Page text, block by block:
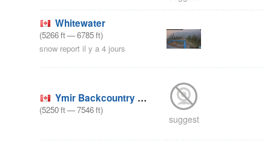
Whitewater
(5266ft—6785ft)
snow report il y a 4 jours
Ymir Backcountry Ski Lodge
(5250ft—7546ft)
suggest